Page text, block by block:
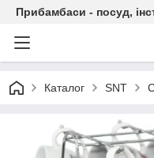
Прибамбаси - посуд,
Каталог SNT